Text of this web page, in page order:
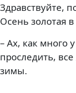
Здравствуйте,
Осень золотая
– Ах, как много
проследить,